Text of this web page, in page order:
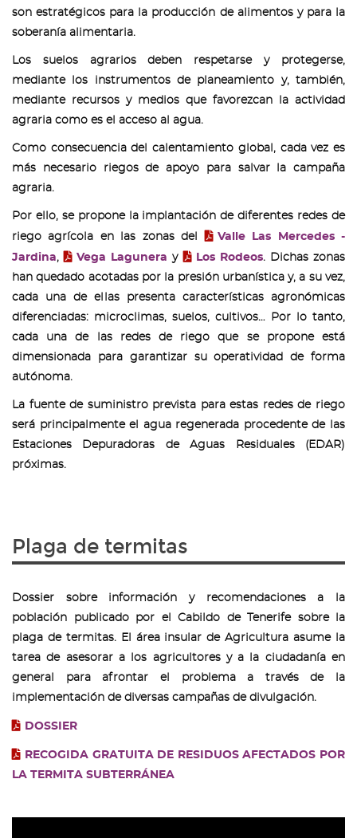
son estratégicos para la producción de alimentos y para la
soberanía alimentaria.
Los suelos agrarios deben respetarse y protegerse,
mediante los instrumentos de planeamiento y, también,
mediante recursos y medios que favorezcan la actividad
agraria como es el acceso al agua.
Como consecuencia del calentamiento global, cada vez es
más necesario riegos de apoyo para salvar la campaña
agraria.
Por ello, se propone la implantación de diferentes redes de
riego agrícola en las zonas del
Valle Las Mercedes -
Jardina, Vega Lagunera y Los Rodeos. Dichas zonas
han quedado acotadas por la presión urbanística y, a su vez,
cada una de ellas presenta características agronómicas
diferenciadas: microclimas, suelos, cultivos… Por lo tanto,
cada una de las redes de riego que se propone está
dimensionada para garantizar su operatividad de forma
autónoma.
La fuente de suministro prevista para estas redes de riego
será principalmente el agua regenerada procedente de las
Estaciones Depuradoras de Aguas Residuales (EDAR)
próximas.
Plaga de termitas
Dossier sobre información y recomendaciones a la
población publicado por el Cabildo de Tenerife sobre la
plaga de termitas. El área insular de Agricultura asume la
tarea de asesorar a los agricultores y a la ciudadanía en
general para afrontar el problema a través de la
implementación de diversas campañas de divulgación.
DOSSIER
RECOGIDA GRATUITA DE RESIDUOS AFECTADOS POR
LA TERMITA SUBTERRÁNEA